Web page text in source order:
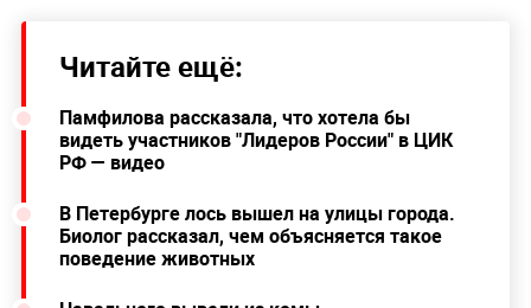
Читайте ещё:
Памфилова рассказала, что хотела бы
видеть участников "Лидеров России" в ЦИК
РФ — видео
В Петербурге лось вышел на улицы города.
Биолог рассказал, чем объясняется такое
поведение животных